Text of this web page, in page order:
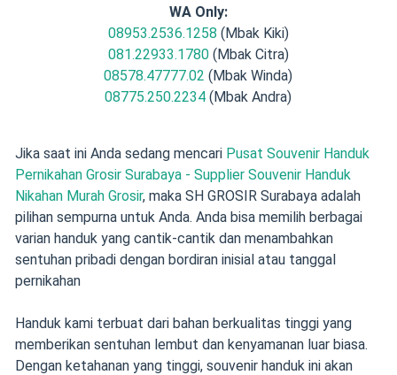
WA Only:
08953.2536.1258 (Mbak Kiki)
081.22933.1780(Mbak Citra)
08578.47777.02 (Mbak Winda)
08775.250.2234 (Mbak Andra)
Jika saat ini Anda sedang mencari Pusat Souvenir Handuk
Pernikahan Grosir Surabaya - Supplier Souvenir Handuk
Nikahan Murah Grosir, maka SH GROSIR Surabaya adalah
pilihan sempurna untuk Anda. Anda bisa memilih berbagai
varian handuk yang cantik-cantik dan menambahkan
sentuhan pribadi dengan bordiran inisial atau tanggal
pernikahan
Handuk kami terbuat dari bahan berkualitas tinggi yang
memberikan sentuhan lembut dan kenyamanan luar biasa.
Dengan ketahanan yang tinggi, souvenir handuk ini akan